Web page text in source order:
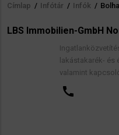
Morzsa
Címlap / Infótár / Infók /
LBS Immobilien-GmbH
lakástakarék-
valamint
call